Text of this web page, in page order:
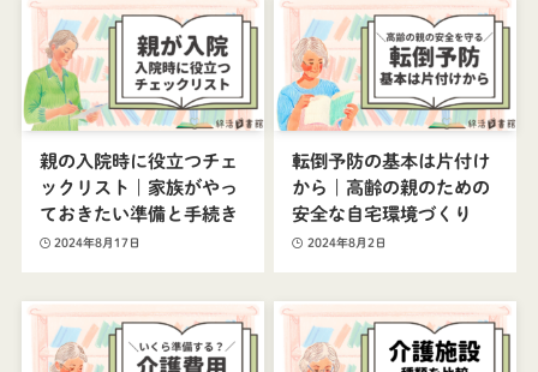
親の入院時に役立つチェ
ックリスト｜家族がやっ
ておきたい準備と手続き
2024年8月17日
転倒予防の基本は片付け
から｜高齢の親のための
安全な自宅環境づくり
2024年8月2日